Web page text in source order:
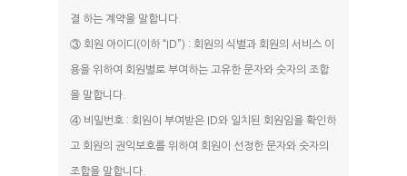
결 하는 계약을 말합니다.
③ 회원 아이디(이하 “ID”) : 회원의 식별과 회원의 서비스 이
용을 위하여 회원별로 부여하는 고유한 문자와 숫자의 조합
을 말합니다.
④ 비밀번호 : 회원이 부여받은 ID와 일치된 회원임을 확인하
고 회원의 권익보호를 위하여 회원이 선정한 문자와 숫자의
조합을 말합니다.